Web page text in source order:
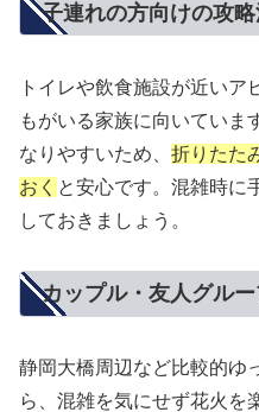
子連れの方向けの攻
トイレや飲食施設が近い
もがいる家族に向いていま
なりやすいため、 折りたた
おく と安心です。混雑時に
しておきましょう。
カップル・友人グル
静岡大橋周辺など比較的ゆ
ら、混雑を気にせず花火を